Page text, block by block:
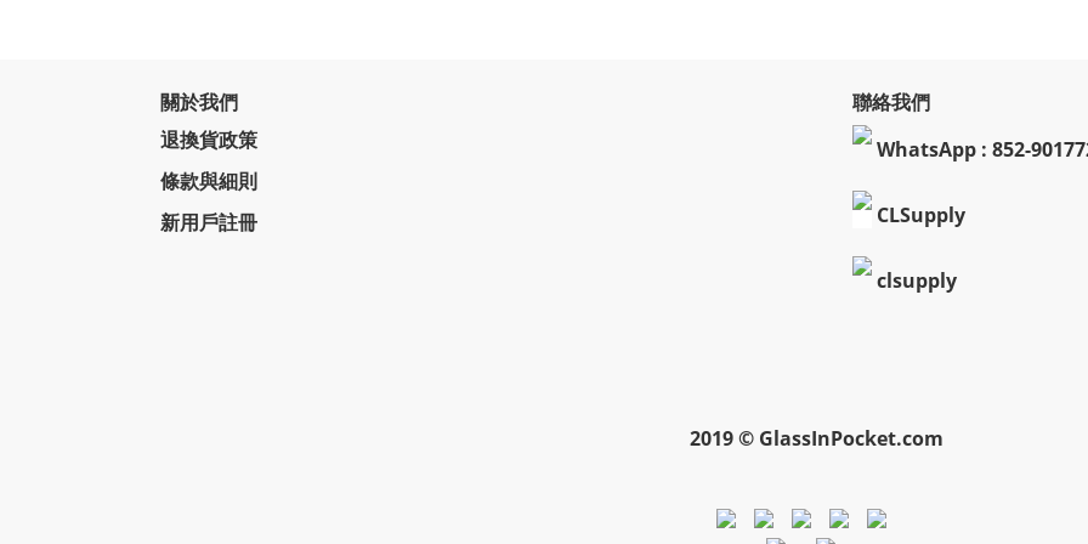
關於我們
退換貨政策
條款與細則
新用戶註冊
聯絡我們
WhatsApp : 852-
CLSupply
clsupply
2019 © GlassInPocket.com